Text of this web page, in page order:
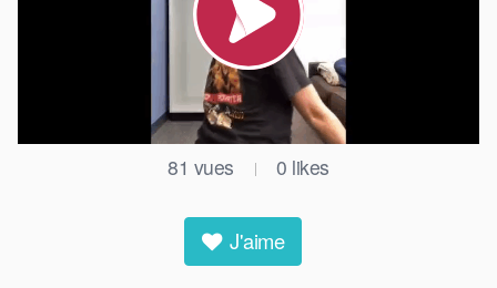
81 vues | 0 likes
J'aime